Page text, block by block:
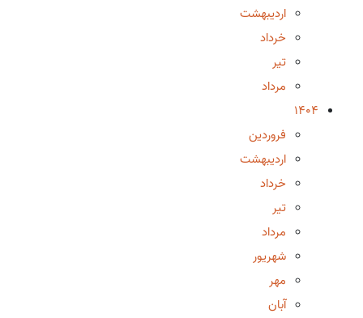
اردیبهشت
خرداد
تیر
مرداد
1404
فروردین
اردیبهشت
خرداد
تیر
مرداد
شهریور
مهر
آبان